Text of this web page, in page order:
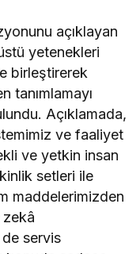
açıklayan
yetenekleri
birleştirerek
tanımlamayı
Açıklamada,
ve faaliyet
ve yetkin insan
setleri ile
maddelerimizden
zekâ
servis